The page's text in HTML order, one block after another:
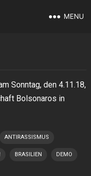
MENU
Sonntag, den 4.11.18,
Bolsonaros in
ANTIRASSISMUS
BRASILIEN DEMO